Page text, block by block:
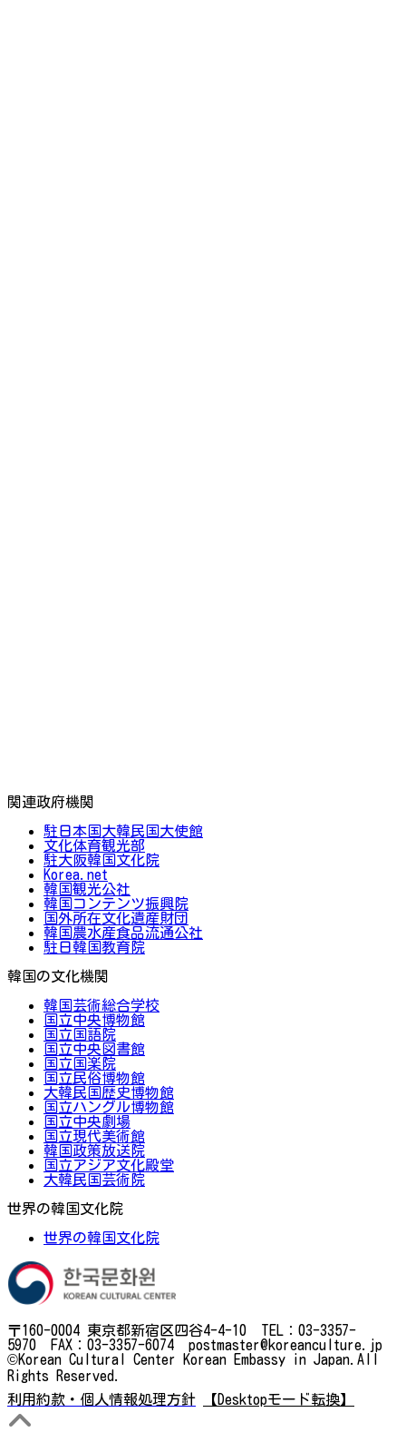
関連政府機関
駐日本国大韓民国大使館
文化体育観光部
駐大阪韓国文化院
Korea.net
韓国観光公社
韓国コンテンツ振興院
国外所在文化遺産財団
韓国農水産食品流通公社
駐日韓国教育院
韓国の文化機関
韓国芸術総合学校
国立中央博物館
国立国語院
国立中央図書館
国立国楽院
国立民俗博物館
大韓民国歴史博物館
国立ハングル博物館
国立中央劇場
国立現代美術館
韓国政策放送院
国立アジア文化殿堂
大韓民国芸術院
世界の韓国文化院
世界の韓国文化院
〒160-0004 東京都新宿区四谷4-4-10 TEL：03-3357-
5970 FAX：03-3357-6074 postmaster@koreanculture.jp
©Korean Cultural Center Korean Embassy in Japan.All
Rights Reserved.
利用約款・個人情報処理方針
【Desktopモード転換】